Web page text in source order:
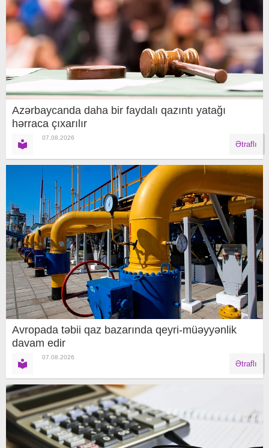
Azərbaycanda daha bir faydalı qazıntı yatağı
hərraca çıxarılır
07.08.2026
Ətraflı
Avropada təbii qaz bazarında qeyri-müəyyənlik
davam edir
07.08.2026
Ətraflı